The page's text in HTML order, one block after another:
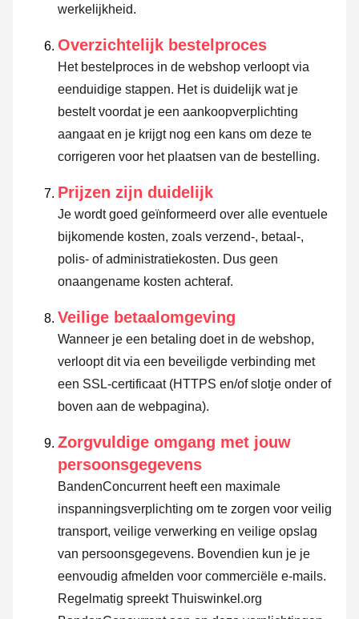
werkelijkheid.
Overzichtelijk bestelproces
Het bestelproces in de webshop verloopt via
eenduidige stappen. Het is duidelijk wat je
bestelt voordat je een aankoopverplichting
aangaat en je krijgt nog een kans om deze te
corrigeren voor het plaatsen van de bestelling.
Prijzen zijn duidelijk
Je wordt goed geïnformeerd over alle eventuele
bijkomende kosten, zoals verzend-, betaal-,
polis- of administratiekosten. Dus geen
onaangename kosten achteraf.
Veilige betaalomgeving
Wanneer je een betaling doet in de webshop,
verloopt dit via een beveiligde verbinding met
een SSL-certificaat (HTTPS en/of slotje onder of
boven aan de webpagina).
Zorgvuldige omgang met jouw
persoonsgegevens
BandenConcurrent heeft een maximale
inspanningsverplichting om te zorgen voor veilig
transport, veilige verwerking en veilige opslag
van persoonsgegevens. Bovendien kun je je
eenvoudig afmelden voor commerciële e-mails.
Regelmatig spreekt Thuiswinkel.org